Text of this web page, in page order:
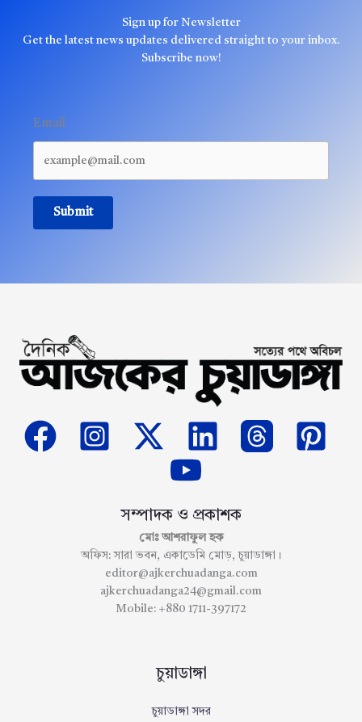
Sign up for Newsletter
Get the latest news updates delivered straight to your inbox.
Subscribe now!
Email
Submit
সম্পাদক ও প্রকাশক
মোঃ আশরাফুল হক
অফিস: সারা ভবন, একাডেমি মোড়, চুয়াডাঙ্গা।
editor@ajkerchuadanga.com
ajkerchuadanga24@gmail.com
Mobile: +880 1711-397172
চুয়াডাঙ্গা
চুয়াডাঙ্গা সদর